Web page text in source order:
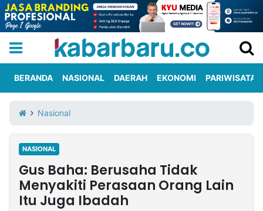
Iklan
Berita
Kami
Nasional
International
Olahraga
Entertainment
Daerah
Pariwisata
Kuliner
Kolom
BERANDA NASIONAL DAERAH EKONOMI PARIWISATA
Nasional
NASIONAL
Gus Baha: Berusaha Tidak
Menyakiti Perasaan Orang Lain
Itu Juga Ibadah